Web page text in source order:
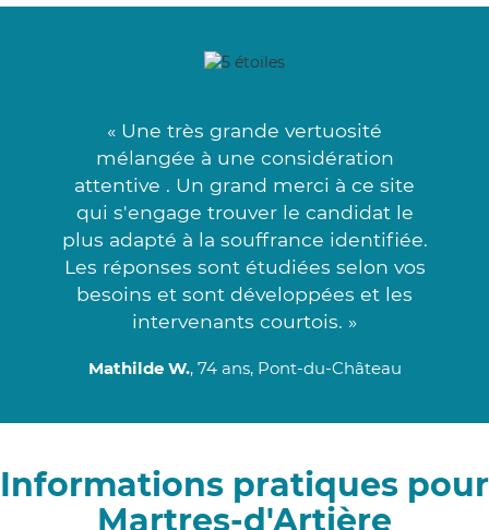
« Une très grande vertuosité
mélangée à une considération
attentive . Un grand merci à ce site
qui s'engage trouver le candidat le
plus adapté à la souffrance identifiée.
Les réponses sont étudiées selon vos
besoins et sont développées et les
intervenants courtois. »
Mathilde W., 74 ans, Pont-du-Château
Informations pratiques pour
Martres-d'Artière